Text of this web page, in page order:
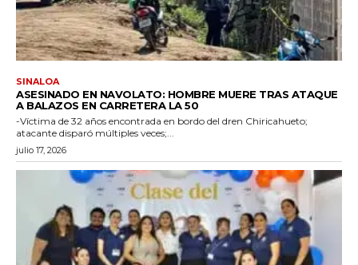
SINALOA
ASESINADO EN NAVOLATO: HOMBRE MUERE TRAS ATAQUE
A BALAZOS EN CARRETERA LA 50
-Víctima de 32 años encontrada en bordo del dren Chiricahueto;
atacante disparó múltiples veces;...
julio 17, 2026